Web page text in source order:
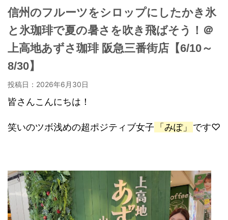
信州のフルーツをシロップにしたかき氷
と氷珈琲で夏の暑さを吹き飛ばそう！＠
上高地あずさ珈琲 阪急三番街店【6/10～
8/30】
投稿日： 2026年6月30日
皆さんこんにちは！
笑いのツボ浅めの超ポジティブ女子 「みぽ」 です♡